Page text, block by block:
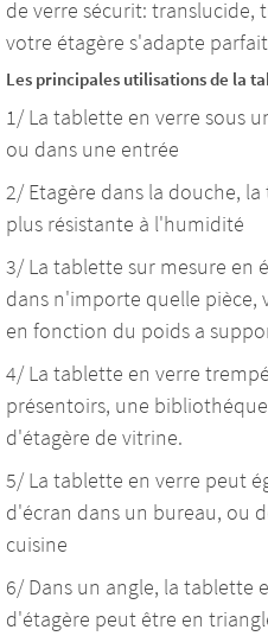
de verre sécurit:
votre étagère s'adapte
Les principales utilisations de la
1/ La tablette en verre sous
ou dans une entrée
2/ Etagère dans la douche,
plus résistante à l'humidité
3/ La tablette sur mesure en
dans n'importe quelle pièce,
en fonction du poids a
4/ La tablette en verre
présentoirs, une
d'étagère de vitrine.
5/ La tablette en verre peut
d'écran dans un bureau, ou
cuisine
6/ Dans un angle, la tablette
d'étagère peut être en